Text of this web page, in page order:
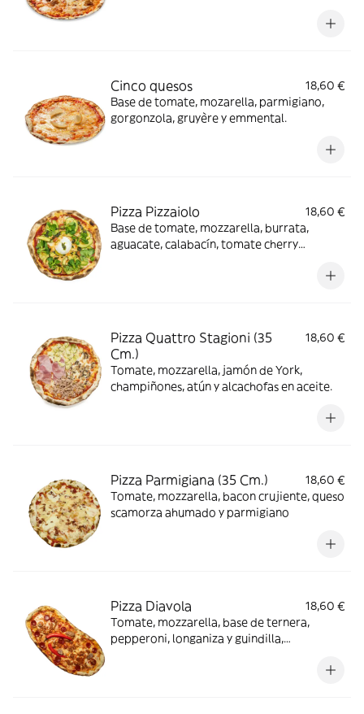
Cinco quesos
18,60 €
Base de tomate, mozarella, parmigiano,
gorgonzola, gruyère y emmental.
Pizza Pizzaiolo
18,60 €
Base de tomate, mozzarella, burrata,
aguacate, calabacín, tomate cherry
Pizza Quattro Stagioni (35
Cm.)
18,60 €
Tomate, mozzarella, jamón de York,
champiñones, atún y alcachofas en aceite.
Pizza Parmigiana (35 Cm.)
18,60 €
Tomate, mozzarella, bacon crujiente, queso
scamorza ahumado y parmigiano
Pizza Diavola
18,60 €
Tomate, mozzarella, base de ternera,
pepperoni, longaniza y guindilla,